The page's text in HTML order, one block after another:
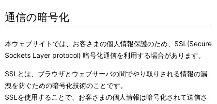
通信の暗号化
本ウェブサイトでは、お客さまの個人情報保護のため、SSL(Secure
Sockets Layer protocol) 暗号化通信を利用する場合があります。
SSLとは、ブラウザとウェブサーバの間でやり取りされる情報の漏
洩を防ぐための暗号化技術のことです。
SSLを使用することで、お客さまの個人情報は暗号化されて送信さ